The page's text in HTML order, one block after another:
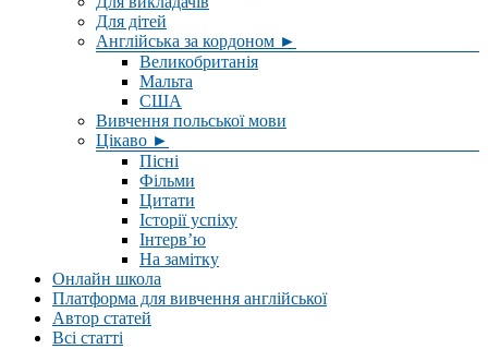
Для дітей
Англійська за кордоном ►
Великобританія
Мальта
США
Вивчення польської мови
Цікаво ►
Пісні
Фільми
Цитати
Історії успіху
Інтерв’ю
На замітку
Онлайн школа
Платформа для вивчення англійської
Автор статей
Всі статті